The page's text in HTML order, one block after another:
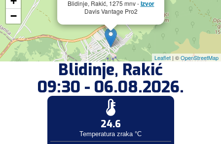
Blidinje, Rakić, 1275 mnv -Izvor
Davis Vantage Pro2
−
Leaflet | ©OpenStreetMap
Blidinje, Rakić
09:30 - 06.08.2026.
24.6
Temperatura zraka °C